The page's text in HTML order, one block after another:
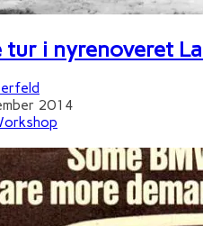
tur i nyrenoveret
2014